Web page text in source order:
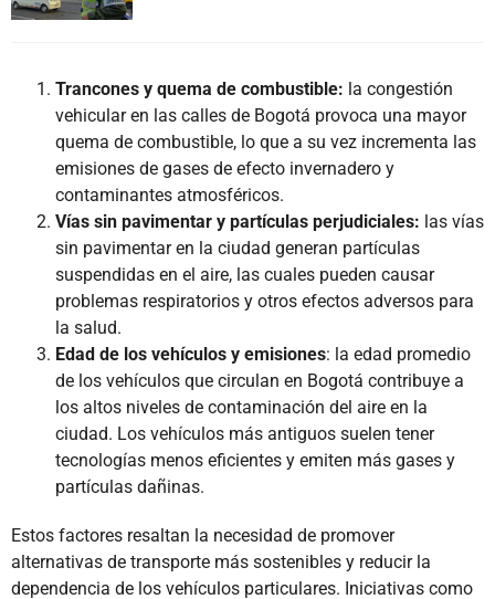
Trancones y quema de combustible: la congestión
vehicular en las calles de Bogotá provoca una mayor
quema de combustible, lo que a su vez incrementa las
emisiones de gases de efecto invernadero y
contaminantes atmosféricos.
Vías sin pavimentar y partículas perjudiciales: las vías
sin pavimentar en la ciudad generan partículas
suspendidas en el aire, las cuales pueden causar
problemas respiratorios y otros efectos adversos para
la salud.
Edad de los vehículos y emisiones: la edad promedio
de los vehículos que circulan en Bogotá contribuye a
los altos niveles de contaminación del aire en la
ciudad. Los vehículos más antiguos suelen tener
tecnologías menos eficientes y emiten más gases y
partículas dañinas.
Estos factores resaltan la necesidad de promover
alternativas de transporte más sostenibles y reducir la
dependencia de los vehículos particulares. Iniciativas como